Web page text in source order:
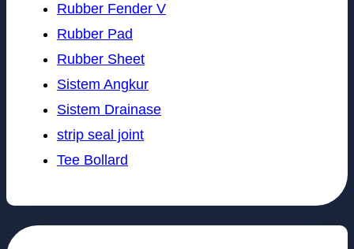
Rubber Fender V
Rubber Pad
Rubber Sheet
Sistem Angkur
Sistem Drainase
strip seal joint
Tee Bollard